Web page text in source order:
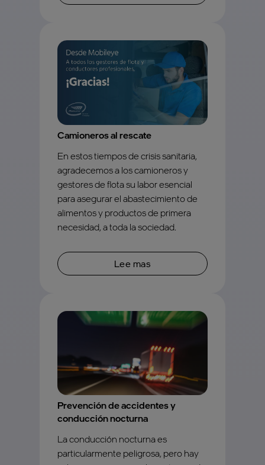
Camioneros al rescate
En estos tiempos de crisis sanitaria,
agradecemos a los camioneros y
gestores de flota su labor esencial
para asegurar el abastecimiento de
alimentos y productos de primera
necesidad, a toda la sociedad.
Lee mas
Prevención de accidentes y
conducción nocturna
La conducción nocturna es
particularmente peligrosa, pero hay